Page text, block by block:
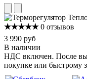
★★★★★ 0 отзывов
3 990 руб
В наличии
НДС включен. После
покупке или быстрому